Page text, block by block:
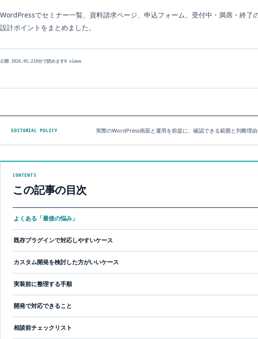
WordPressでセミナー一覧、資料請求ページ、申込フォーム、受付中・満席・終了
設計ポイントをまとめました。
公開 2026.05.218分で読めます0 views
EDITORIAL POLICY 実際のWordPress画面と運用を前提に、確認できる範囲と判断理由
CONTENTS
この記事の目次
よくある「最後の悩み」
既存プラグインで対応しやすいケース
カスタム開発を検討した方がいいケース
実装前に整理する手順
開発で対応できること
相談前チェックリスト